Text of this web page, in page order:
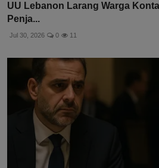
UU Lebanon Larang Warga
Penja...
Jul 30, 2026 0 11